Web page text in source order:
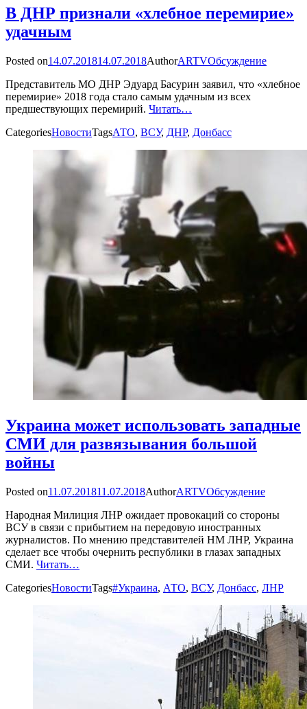
В ДНР признали «хлебное перемирие»
удачным
Posted on14.07.201814.07.2018AuthorARTVОбсуждение
Представитель МО ДНР Эдуард Басурин заявил, что «хлебное
перемирие» 2018 года стало самым удачным из всех
предшествующих перемирий. Читать…
CategoriesНовостиTagsАТО, ВСУ, ДНР, Донбасс
Украина может использовать западные
СМИ для развязывания большой
войны
Posted on11.07.201811.07.2018AuthorARTVОбсуждение
Народная Милиция ЛНР ожидает провокаций со стороны
ВСУ в связи с прибытием на передовую иностранных
журналистов. По мнению представителей НМ ЛНР, Украина
сделает все чтобы очернить республики в глазах западных
СМИ. Читать…
CategoriesНовостиTags#Украина, АТО, ВСУ, Донбасс, ЛНР